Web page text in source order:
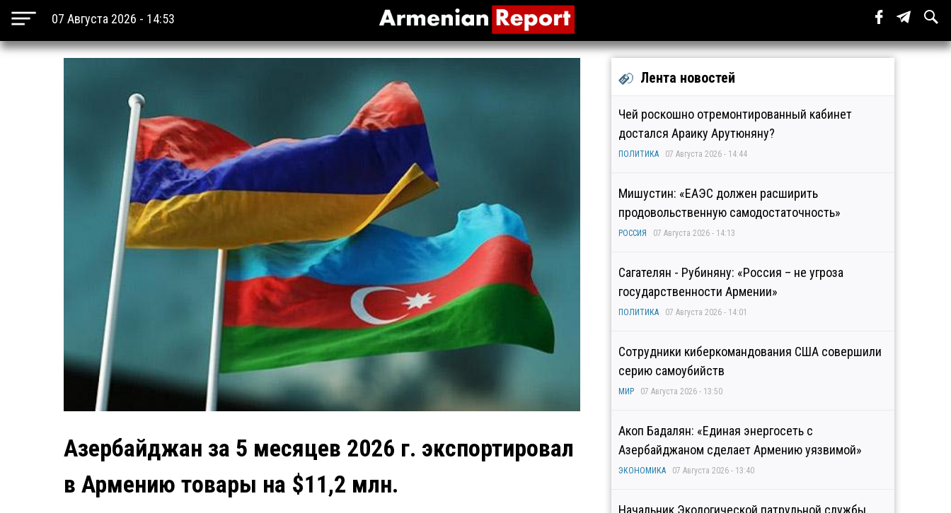
07 Августа 2026 - 14:53
Азербайджан за 5 месяцев 2026 г. экспортировал
в Армению товары на $11,2 млн.
Лента новостей
Чей роскошно отремонтированный кабинет
достался Араику Арутюняну?
ПОЛИТИКА 07 Августа 2026 - 14:44
Мишустин: «ЕАЭС должен расширить
продовольственную самодостаточность»
РОССИЯ 07 Августа 2026 - 14:13
Сагателян - Рубиняну: «Россия – не угроза
государственности Армении»
ПОЛИТИКА 07 Августа 2026 - 14:01
Сотрудники киберкомандования США совершили
серию самоубийств
МИР 07 Августа 2026 - 13:50
Акоп Бадалян: «Единая энергосеть с
Азербайджаном сделает Армению уязвимой»
ЭКОНОМИКА 07 Августа 2026 - 13:40
Начальник Экологической патрульной службы